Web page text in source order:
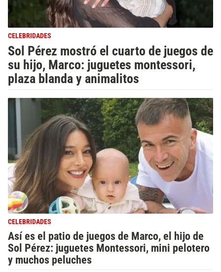
CELEBRIDADES
Sol Pérez mostró el cuarto de juegos de
su hijo, Marco: juguetes montessori,
plaza blanda y animalitos
CELEBRIDADES
Así es el patio de juegos de Marco, el hijo de
Sol Pérez: juguetes Montessori, mini pelotero
y muchos peluches